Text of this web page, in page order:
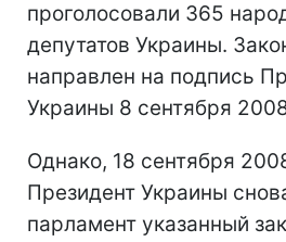
проголосовали 365
депутатов Украины.
направлен на подпись
Украины 8 сентября
Однако, 18 сентября
Президент Украины
парламент указанный